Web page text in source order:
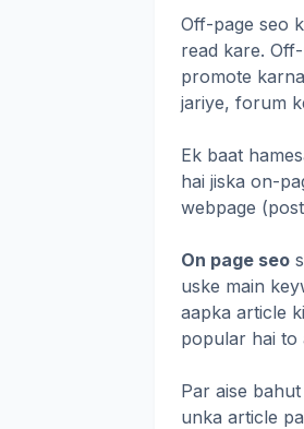
Off-page seo
read kare.
promote
jariye, forum
Ek baat
hai jiska on-
webpage
On page seo
uske main
aapka article
popular hai to
Par aise
unka article